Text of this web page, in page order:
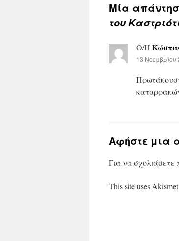
Μία
του
Ο/Η
13 Νοεμβρίου
Αφήστε μια
Για να σχολιάσετε
This site uses